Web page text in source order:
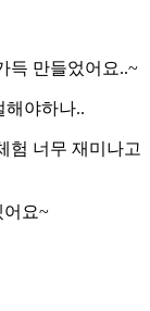
득 만들었어요..~
해야하나..
험 너무 재미나고
어요~